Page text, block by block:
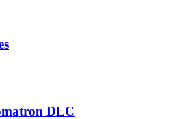
DLC